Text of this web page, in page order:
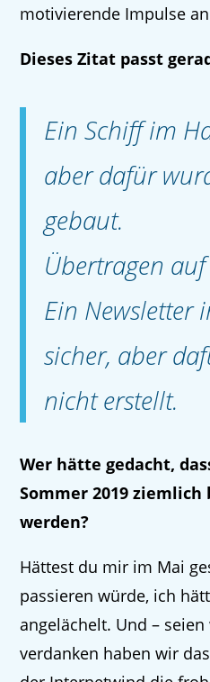
motivierende Impulse
Dieses Zitat passt
Ein Schiff im
aber dafür
gebaut.
Übertragen
Ein Newsletter
sicher, aber
nicht erstellt.
Wer hätte gedacht,
Sommer 2019 ziemlich
werden?
Hättest du mir im Mai
passieren würde, ich
angelächelt. Und –
verdanken haben wir